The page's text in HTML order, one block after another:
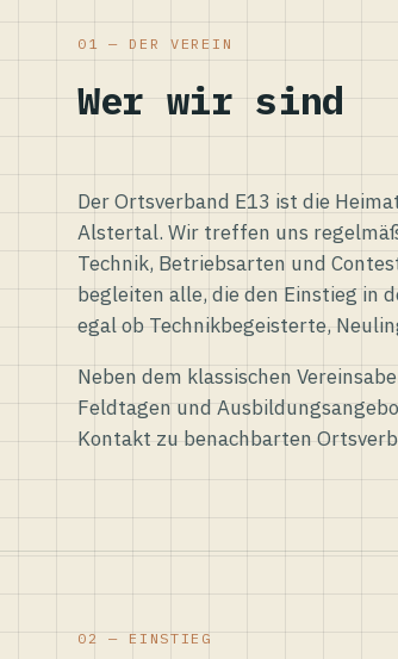
01 — DER VEREIN
Wer wir sind
Der Ortsverband E13 ist die
Alstertal. Wir treffen uns
Technik, Betriebsarten und
begleiten alle, die den Einstieg in
egal ob Technikbegeisterte,
Neben dem klassischen
Feldtagen und
Kontakt zu benachbarten
02 — EINSTIEG